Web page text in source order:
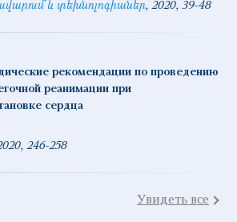
և տեխնոլոգիաներ 2020 39-48
рекомендации по проведению
реанимации при
сердца
246-258
Увидеть все